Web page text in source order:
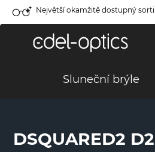
Největší okamžitě dostupný
Sluneční brýle
DSQUARED2